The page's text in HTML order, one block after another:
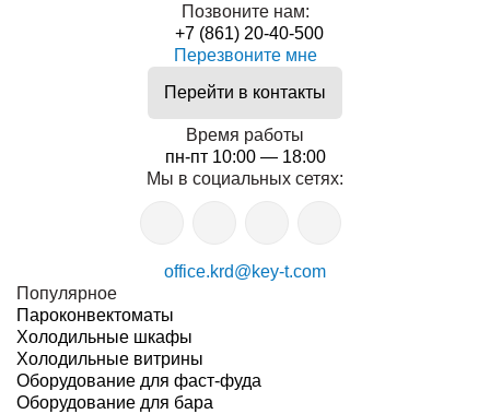
Позвоните нам:
+7 (861) 20-40-500
Перезвоните мне
Перейти в контакты
Время работы
пн-пт 10:00 — 18:00
Мы в социальных сетях:
office.krd@key-t.com
Популярное
Пароконвектоматы
Холодильные шкафы
Холодильные витрины
Оборудование для фаст-фуда
Оборудование для бара